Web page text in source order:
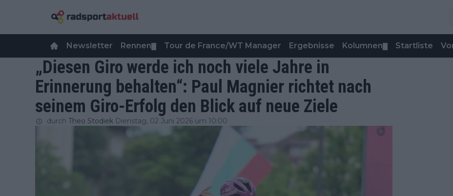
Newsletter Rennen Tour de France/WT Manager Ergebnisse Kolumnen Startliste
„Diesen Giro werde ich noch viele Jahre in
Erinnerung behalten“: Paul Magnier richtet nach
seinem Giro-Erfolg den Blick auf neue Ziele
durch Theo Stodiek Dienstag, 02 Juni 2026 um 10:00